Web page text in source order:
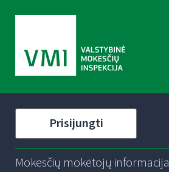
Prisijungti
Mokesčių mokėtojų informacija